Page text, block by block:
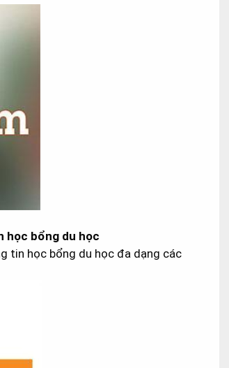
học bổng du học
tin học bổng du học đa dạng các